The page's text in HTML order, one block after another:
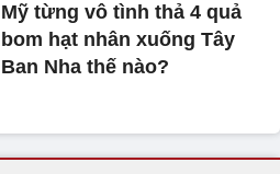
Mỹ từng vô tình thả 4 quả
bom hạt nhân xuống Tây
Ban Nha thế nào?